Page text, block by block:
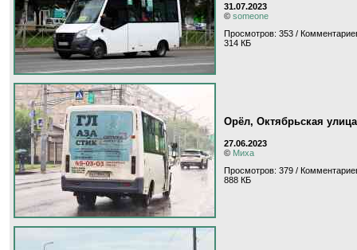
31.07.2023
© someone
Просмотров: 353 /
314 КБ
Орёл, Октябрьская улица
27.06.2023
© Миха
Просмотров: 379 /
888 КБ